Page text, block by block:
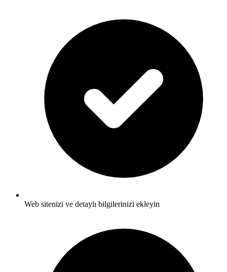
Web sitenizi ve detaylı bilgilerinizi ekleyin